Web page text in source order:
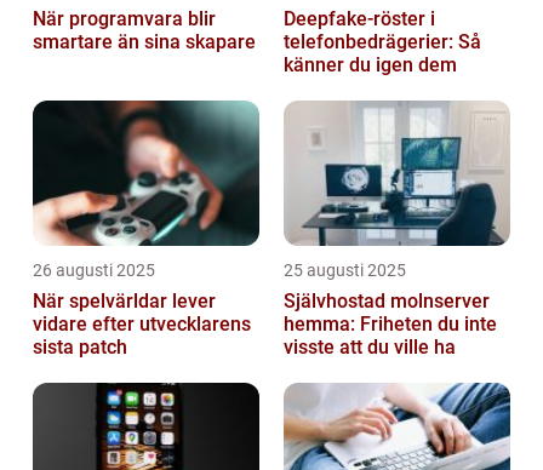
När programvara blir
smartare än sina skapare
Deepfake-röster i
telefonbedrägerier: Så
känner du igen dem
26 augusti 2025
När spelvärldar lever
vidare efter utvecklarens
sista patch
25 augusti 2025
Självhostad molnserver
hemma: Friheten du inte
visste att du ville ha